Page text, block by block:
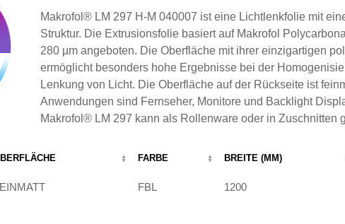
Makrofol® LM 297 H-M 040007 ist eine Lichtlenkfolie mit
Struktur. Die Extrusionsfolie basiert auf Makrofol
280 µm angeboten. Die Oberfläche mit ihrer einzigartigen
ermöglicht besonders hohe Ergebnisse bei der
Lenkung von Licht. Die Oberfläche auf der Rückseite ist
Anwendungen sind Fernseher, Monitore und Backlight
Makrofol® LM 297 kann als Rollenware oder in Zuschnitten
FARBE BREITE (MM)
FBL 1200